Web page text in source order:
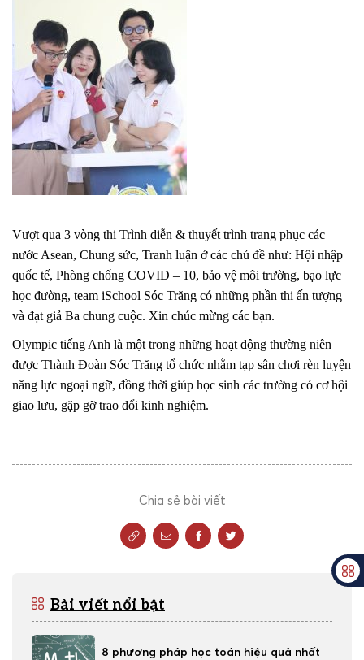
Vượt qua 3 vòng thi Trình diễn & thuyết trình trang phục các
nước Asean, Chung sức, Tranh luận ở các chủ đề như: Hội nhập
quốc tế, Phòng chống COVID – 10, bảo vệ môi trường, bạo lực
học đường, team iSchool Sóc Trăng có những phần thi ấn tượng
và đạt giả Ba chung cuộc. Xin chúc mừng các bạn.
Olympic tiếng Anh là một trong những hoạt động thường niên
được Thành Đoàn Sóc Trăng tổ chức nhằm tạp sân chơi rèn luyện
năng lực ngoại ngữ, đồng thời giúp học sinh các trường có cơ hội
giao lưu, gặp gỡ trao đổi kinh nghiệm.
Chia sẻ bài viết
Bài viết nổi bật
8 phương pháp học toán hiệu quả nhất